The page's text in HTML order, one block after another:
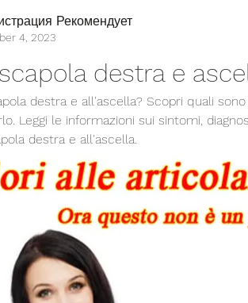
Рекомендует
4, 2023
destra e
destra e all'ascella? Scopri quali
Leggi le informazioni sui sintomi,
destra e all'ascella.